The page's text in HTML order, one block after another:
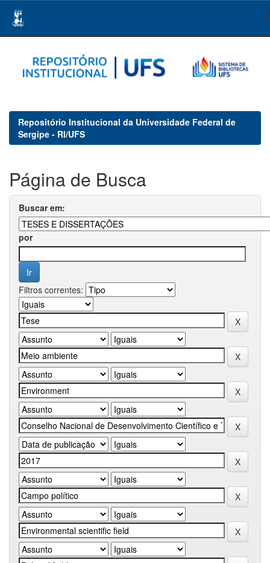
navigation
Repositório Institucional da Universidade Federal de
Sergipe - RI/UFS
Página de Busca
Buscar em:
por
Filtros correntes: